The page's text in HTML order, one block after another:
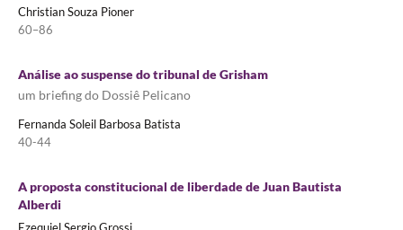
Christian Souza Pioner
60–86
Análise ao suspense do tribunal de Grisham
um briefing do Dossiê Pelicano
Fernanda Soleil Barbosa Batista
40-44
A proposta constitucional de liberdade de Juan Bautista
Alberdi